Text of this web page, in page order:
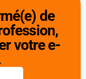
de
votre e-